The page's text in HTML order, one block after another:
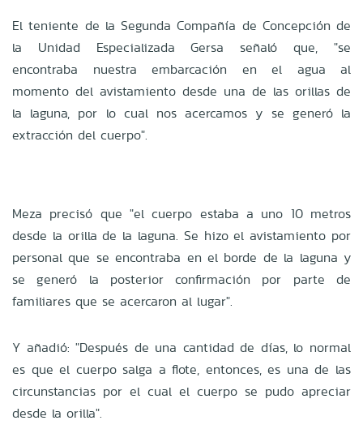
El teniente de la Segunda Compañía de Concepción de
la Unidad Especializada Gersa señaló que, "se
encontraba nuestra embarcación en el agua al
momento del avistamiento desde una de las orillas de
la laguna, por lo cual nos acercamos y se generó la
extracción del cuerpo".
Meza precisó que "el cuerpo estaba a uno 10 metros
desde la orilla de la laguna. Se hizo el avistamiento por
personal que se encontraba en el borde de la laguna y
se generó la posterior confirmación por parte de
familiares que se acercaron al lugar".
Y añadió: "Después de una cantidad de días, lo normal
es que el cuerpo salga a flote, entonces, es una de las
circunstancias por el cual el cuerpo se pudo apreciar
desde la orilla".